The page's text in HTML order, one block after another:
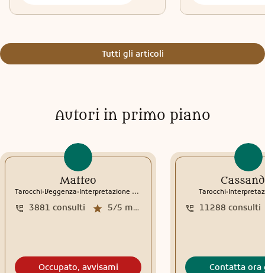
Tutti gli articoli
Autori in primo piano
Matteo
Tarocchi.Veggenza.Interpretazione sogni
5/5 media recensioni
3881 consulti
Occupato, avvisami
Tarocchi.
11288 consulti
Contatta ora